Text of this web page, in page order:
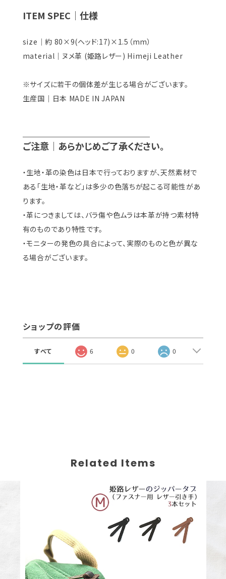
ITEM SPEC｜仕様
size｜約 80×9(ヘッド:17)×1.5（mm）
material｜ヌメ革 (姫路レザー) Himeji Leather
※サイズに若干の個体差が生じる場合がございます。
生産国｜日本 MADE IN JAPAN
ご注意｜あらかじめご了承ください。
・生地・革の染色は日本で行っておりますが、天然素材で
ある「生地・革など」は多少の色落ちが起こる可能性があ
ります。
・革につきましては、バラ傷や色ムラは本革が持つ素材特
有のものであり特性です。
・モニターの発色の具合によって、実際のものと色が異な
る場合がございます。
ショップの評価
すべて 6 0 0
Related Items